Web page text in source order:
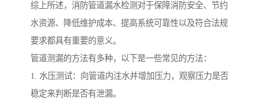
综上所述，消防管道漏水检测对于保障消防安全、节约
水资源、降低维护成本、提高系统可靠性以及符合法规
要求都具有重要的意义。
管道测漏的方法有多种，以下是一些常见的方法：
1. 水压测试：向管道内注水并增加压力，观察压力是否
稳定来判断是否有泄漏。